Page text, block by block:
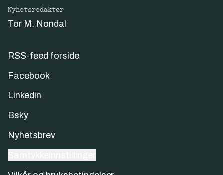
Nyhetsredaktør
Tor M. Nondal
RSS-feed forside
Facebook
Linkedin
Bsky
Nyhetsbrev